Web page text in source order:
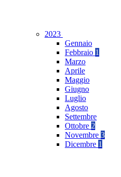
2023
Gennaio
Febbraio 1
Marzo
Aprile
Maggio
Giugno
Luglio
Agosto
Settembre
Ottobre 2
Novembre 3
Dicembre 1